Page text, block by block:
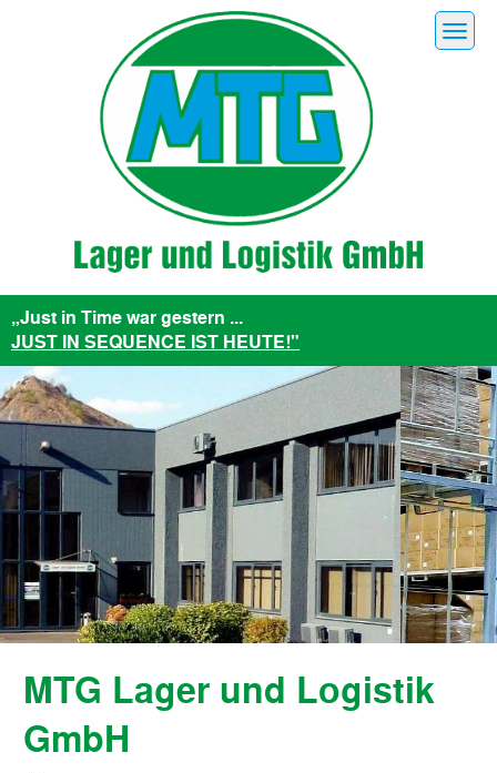
„Just in Time war gestern ...
JUST IN SEQUENCE IST HEUTE!"
MTG Lager und Logistik
GmbH